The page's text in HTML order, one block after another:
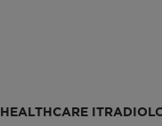
HEALTHCARE IT